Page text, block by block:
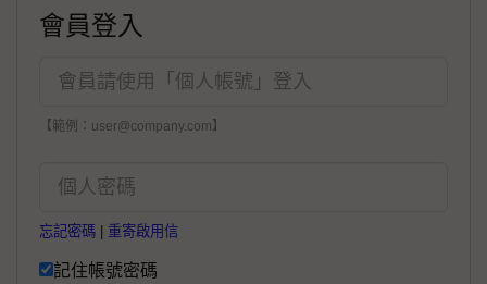
會員登入
【範例：user@company.com】
忘記密碼 重寄啟用信
記住帳號密碼